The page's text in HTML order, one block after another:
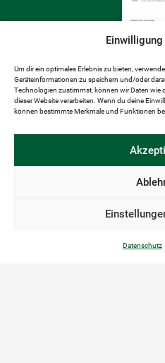
Um dir ein optimales Erlebnis zu bieten,
Geräteinformationen zu speichern und/oder
Technologien zustimmst, können wir Daten wie
dieser Website verarbeiten. Wenn du deine
können bestimmte Merkmale und Funktionen
Datenschutz